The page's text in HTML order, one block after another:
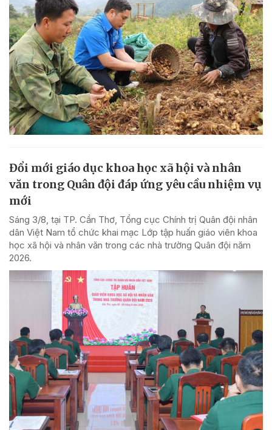
Đổi mới giáo dục khoa học xã hội và nhân
văn trong Quân đội đáp ứng yêu cầu nhiệm vụ
mới
Sáng 3/8, tại TP. Cần Thơ, Tổng cục Chính trị Quân đội nhân
dân Việt Nam tổ chức khai mạc Lớp tập huấn giáo viên khoa
học xã hội và nhân văn trong các nhà trường Quân đội năm
2026.